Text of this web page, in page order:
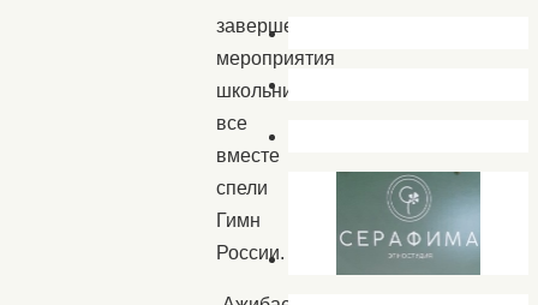
завершении
мероприятия
школьники
все
вместе
спели
Гимн
России.